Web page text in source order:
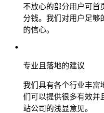
不放心的部分用户可首
分钱。我们对用户足够
的信心。
专业且落地的建议
我们具有各个行业丰富
们可以提供很多有效并
站公司的浅显意见。